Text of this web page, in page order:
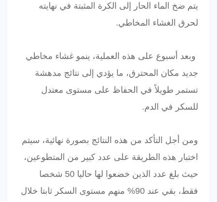
يتم ضخ الماء الحار إلى الكرة المثبتة في نهايته
لحرق الغشاء المخاطي.
وبعد أسبوع على هذه العملية، ينمو غشاء مخاطي
جديد مكان المحترق، ما يؤدي إلى نتائج مدهشة
تستمر طويلاً في الحفاظ على مستوى معتدل
للسكر في الدم.
ومن أجل التأكد من هذه النتائج بصورة نهائية، سيتم
اختبار هذه الطريقة على عدد كبير من المتطوعين،
حيث بلغ عدد الذين خضعوا لها حاليا 50 شخصا
فقط، بقي عند 90% منهم مستوى السكر ثابتا خلال